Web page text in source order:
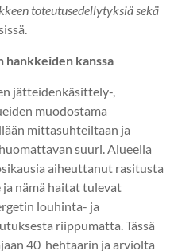
toteutusedellytyksiä sekä
kanssa
jätteidenkäsittely-,
muodostama
mittasuhteiltaan ja
suuri. Alueella
aiheuttanut rasitusta
nämä haitat tulevat
louhinta- ja
riippumatta. Tässä
40 hehtaarin ja arviolta